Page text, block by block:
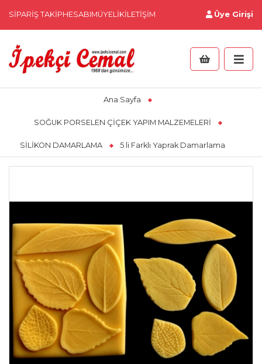
SIPARIŞ TAKIPHESABIMÜYELIKİLETIŞIM Üye Girişi
Ana Sayfa
SOĞUK PORSELEN ÇİÇEK YAPIM MALZEMELERİ
SİLİKON DAMARLAMA 5 li Farklı Yaprak Damarlama